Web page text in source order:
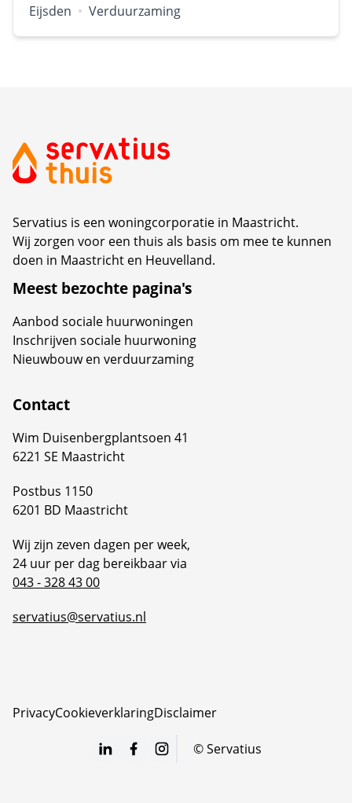
Locatie:
Eijsden • Type:
Verduurzaming
Servatius is een woningcorporatie in Maastricht.
Wij zorgen voor een thuis als basis om mee te kunnen
doen in Maastricht en Heuvelland.
Meest bezochte pagina's
Aanbod sociale huurwoningen
Inschrijven sociale huurwoning
Nieuwbouw en verduurzaming
Contact
Wim Duisenbergplantsoen 41
6221 SE Maastricht
Postbus 1150
6201 BD Maastricht
Wij zijn zeven dagen per week,
24 uur per dag bereikbaar via
043 - 328 43 00
servatius@servatius.nl
PrivacyCookieverklaringDisclaimer
LinkedInFacebookInstagram
©Servatius